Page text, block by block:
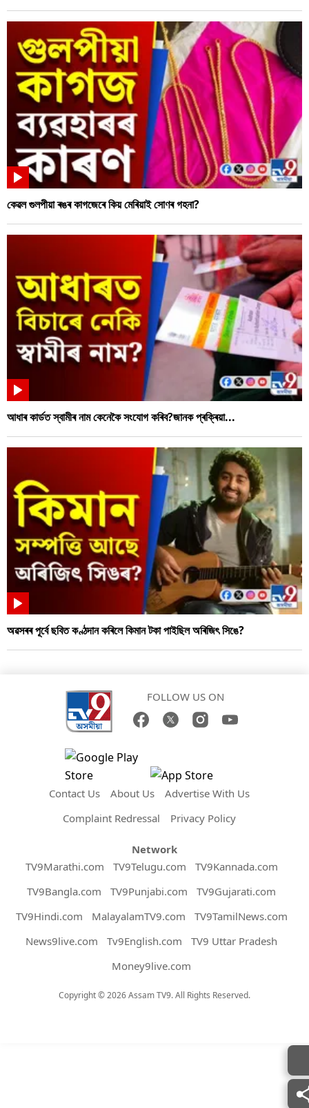
কেৱল গুলপীয়া ৰঙৰ কাগজেৰে কিয় মেৰিয়াই সোণৰ গহনা?
আধাৰ কাৰ্ডত স্বামীৰ নাম কেনেকৈ সংযোগ কৰিব?জানক প্ৰক্ৰিয়া...
অৱসৰৰ পূৰ্বে ছবিত কণ্ঠদান কৰিলে কিমান টকা পাইছিল অৰিজিৎ সিঙে?
FOLLOW US ON
Contact Us About Us
Advertise With Us
Complaint Redressal
Privacy Policy
Network
TV9Marathi.com
TV9Telugu.com
TV9Kannada.com
TV9Bangla.com
TV9Punjabi.com
TV9Gujarati.com
TV9Hindi.com
MalayalamTV9.com
TV9TamilNews.com
News9live.com
Tv9English.com
TV9 Uttar Pradesh
Money9live.com
Copyright © 2026 Assam TV9. All Rights Reserved.